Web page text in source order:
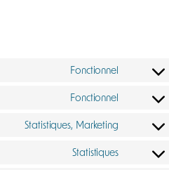
Fonctionnel
Consent
Fonctionnel
Consent
Statistiques, Marketing
Consent
Statistiques
Consent